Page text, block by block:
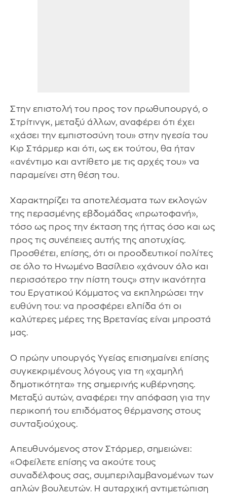
Στην επιστολή του προς τον πρωθυπουργό, ο
Στρίτινγκ, μεταξύ άλλων, αναφέρει ότι έχει
«χάσει την εμπιστοσύνη του» στην ηγεσία του
Κιρ Στάρμερ και ότι, ως εκ τούτου, θα ήταν
«ανέντιμο και αντίθετο με τις αρχές του» να
παραμείνει στη θέση του.
Χαρακτηρίζει τα αποτελέσματα των εκλογών
της περασμένης εβδομάδας «πρωτοφανή»,
τόσο ως προς την έκταση της ήττας όσο και ως
προς τις συνέπειες αυτής της αποτυχίας.
Προσθέτει, επίσης, ότι οι προοδευτικοί πολίτες
σε όλο το Ηνωμένο Βασίλειο «χάνουν όλο και
περισσότερο την πίστη τους» στην ικανότητα
του Εργατικού Κόμματος να εκπληρώσει την
ευθύνη του: να προσφέρει ελπίδα ότι οι
καλύτερες μέρες της Βρετανίας είναι μπροστά
μας.
Ο πρώην υπουργός Υγείας επισημαίνει επίσης
συγκεκριμένους λόγους για τη «χαμηλή
δημοτικότητα» της σημερινής κυβέρνησης.
Μεταξύ αυτών, αναφέρει την απόφαση για την
περικοπή του επιδόματος θέρμανσης στους
συνταξιούχους.
Απευθυνόμενος στον Στάρμερ, σημειώνει:
«Οφείλετε επίσης να ακούτε τους
συναδέλφους σας, συμπεριλαμβανομένων των
απλών βουλευτών. Η αυταρχική αντιμετώπιση